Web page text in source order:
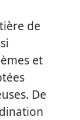
de
et
De